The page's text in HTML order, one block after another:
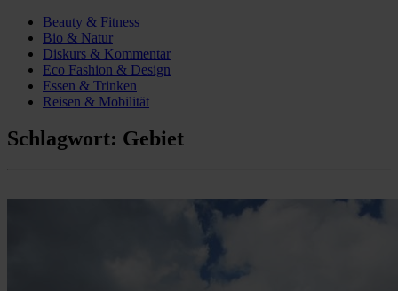
Beauty & Fitness
Bio & Natur
Diskurs & Kommentar
Eco Fashion & Design
Essen & Trinken
Reisen & Mobilität
Schlagwort: Gebiet